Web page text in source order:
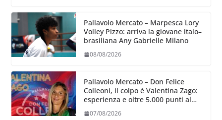
Pallavolo Mercato – Marpesca Lory
Volley Pizzo: arriva la giovane italo–
brasiliana Any Gabrielle Milano
08/08/2026
Pallavolo Mercato – Don Felice
Colleoni, il colpo è Valentina Zago:
esperienza e oltre 5.000 punti al
07/08/2026